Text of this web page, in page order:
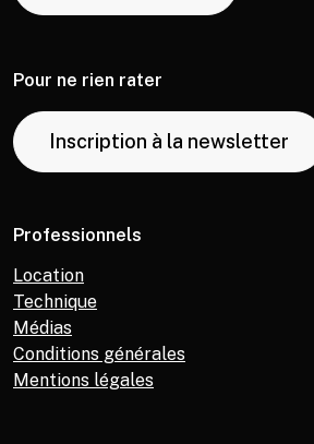
Pour ne rien rater
Inscription à la newsletter
Professionnels
Location
Technique
Médias
Conditions générales
Mentions légales